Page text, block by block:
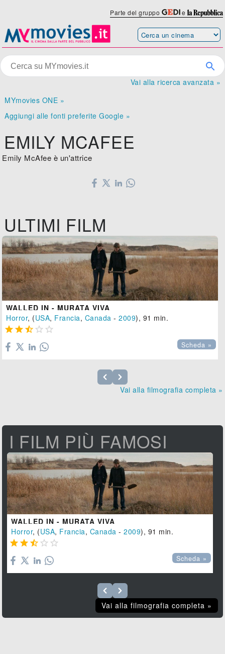
Parte del gruppo e
Vai alla ricerca avanzata »
MYmovies ONE »
Aggiungi alle fonti preferite Google »
EMILY MCAFEE
Emily McAfee è un'attrice
ULTIMI FILM
WALLED IN - MURATA VIVA
Horror, (USA, Francia, Canada -2009), 91 min.
    
Scheda »
Vai alla filmografia completa »
I FILM PIÙ FAMOSI
WALLED IN - MURATA VIVA
Horror, (USA, Francia, Canada -2009), 91 min.
    
Scheda »
Vai alla filmografia completa »